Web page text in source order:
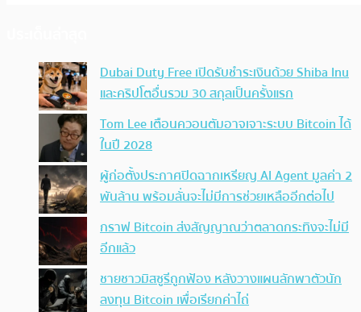
Dubai Duty Free เปิดรับชำระเงินด้วย Shiba Inu
และคริปโตอื่นรวม 30 สกุลเป็นครั้งแรก
Tom Lee เตือนควอนตัมอาจเจาะระบบ Bitcoin ได้
ในปี 2028
ผู้ก่อตั้งประกาศปิดฉากเหรียญ AI Agent มูลค่า 2
พันล้าน พร้อมลั่นจะไม่มีการช่วยเหลืออีกต่อไป
กราฟ Bitcoin ส่งสัญญาณว่าตลาดกระทิงจะไม่มี
อีกแล้ว
ชายชาวมิสซูรีถูกฟ้อง หลังวางแผนลักพาตัวนัก
ลงทุน Bitcoin เพื่อเรียกค่าไถ่